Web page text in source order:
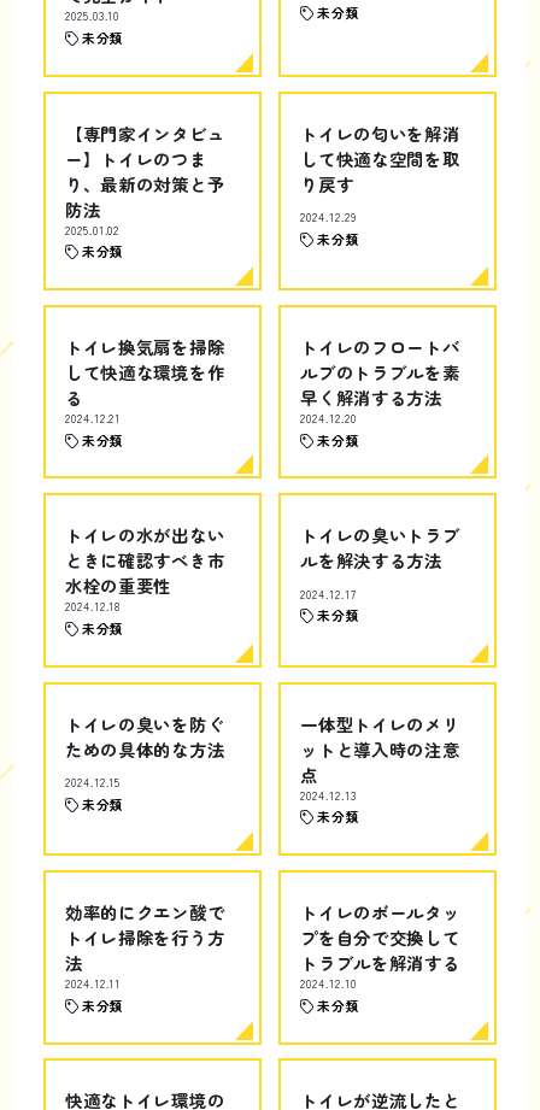
2025.03.10
未分類
未分類
【専門家インタビュ
ー】トイレのつま
り、最新の対策と予
防法
2025.01.02
未分類
トイレの匂いを解消
して快適な空間を取
り戻す
2024.12.29
未分類
トイレ換気扇を掃除
して快適な環境を作
る
2024.12.21
未分類
トイレのフロートバ
ルブのトラブルを素
早く解消する方法
2024.12.20
未分類
トイレの水が出ない
ときに確認すべき市
水栓の重要性
2024.12.18
未分類
トイレの臭いトラブ
ルを解決する方法
2024.12.17
未分類
トイレの臭いを防ぐ
ための具体的な方法
2024.12.15
未分類
一体型トイレのメリ
ットと導入時の注意
点
2024.12.13
未分類
効率的にクエン酸で
トイレ掃除を行う方
法
2024.12.11
未分類
トイレのボールタッ
プを自分で交換して
トラブルを解消する
2024.12.10
未分類
快適なトイレ環境の
トイレが逆流したと